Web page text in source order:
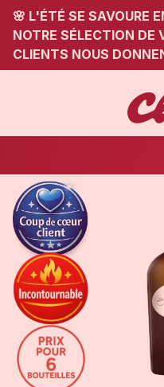
🌸 L'ÉTÉ SE SAVOURE
NOTRE SÉLECTION DE
CLIENTS NOUS